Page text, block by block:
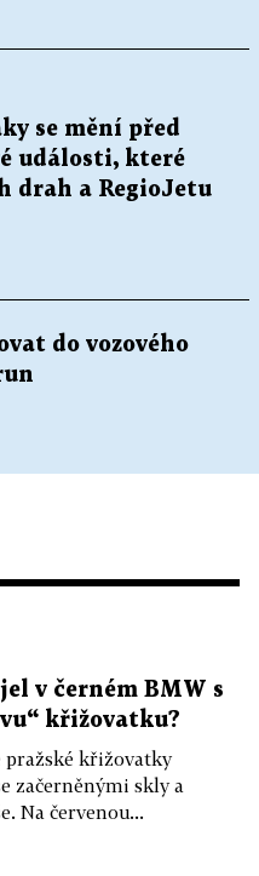
se mění před
události, které
drah a RegioJetu
do vozového
v černém BMW s
křižovatku?
pražské křižovatky
začerněnými skly a
Na červenou...